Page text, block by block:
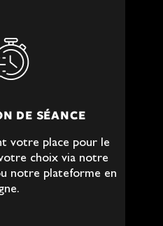
DE SÉANCE
votre place pour le
choix via notre
notre plateforme en